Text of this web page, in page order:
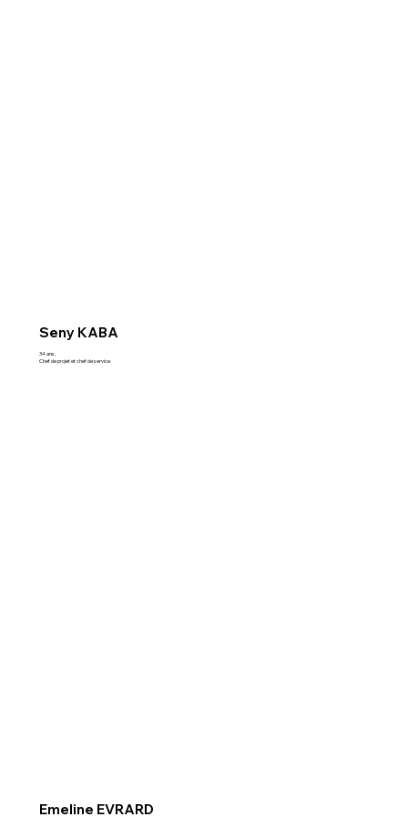
Seny KABA
34 ans,
Chef de projet et chef de service
Emeline EVRARD